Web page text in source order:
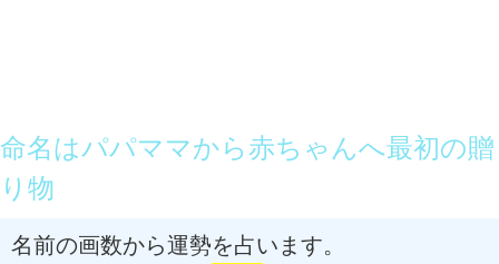
命名はパパママから赤ちゃんへ最初の贈
り物
名前の画数から運勢を占います。